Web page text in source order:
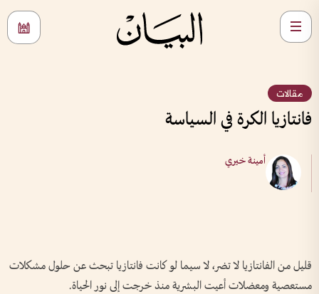
مقالات
فانتازيا الكرة في السياسة
أمينة خيري
قليل من الفانتازيا لا تضر، لا سيما لو كانت فانتازيا تبحث عن حلول مشكلات
مستعصية ومعضلات أعيت البشرية منذ خرجت إلى نور الحياة.